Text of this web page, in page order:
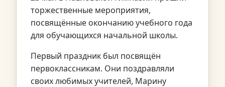
торжественные мероприятия,
посвящённые окончанию учебного года
для обучающихся начальной школы.
Первый праздник был посвящён
первоклассникам. Они поздравляли
своих любимых учителей, Марину